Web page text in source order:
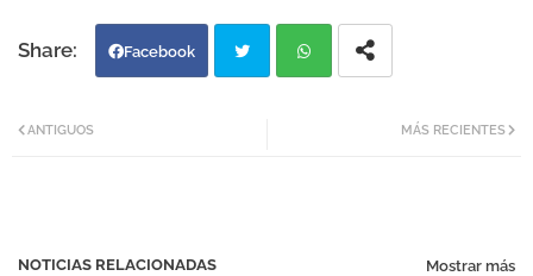
Facebook
MÁS RECIENTES
ANTIGUOS
NOTICIAS RELACIONADAS Mostrar más